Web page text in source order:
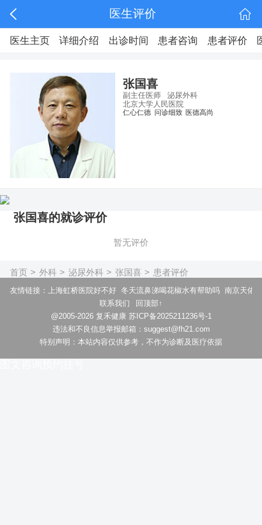
医生评价
医生主页 详细介绍 出诊时间 患者咨询 患者评价
张国喜
副主任医师
泌尿外科
北京大学人民医院
仁心仁德 问诊细致 医德高尚
张国喜的就诊评价
暂无评价
首页 > 外科 > 泌尿外科 > 张国喜 > 患者评价
友情链接： 上海虹桥医院好不好 冬天流鼻涕喝花椒水有帮助吗 南京天佑
联系我们
回顶部↑
@2005-2026 复禾健康 苏ICP备2025211236号-1
违法和不良信息举报邮箱：suggest@fh21.com
特别声明：本站内容仅供参考，不作为诊断及医疗依据